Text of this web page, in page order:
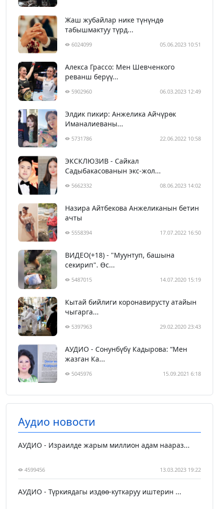
Жаш жубайлар нике түнүндө
табышмактуу түрд...
6024099 05.06.2023 10:51
Алекса Грассо: Мен Шевченкого
реванш берүү...
5902960 06.03.2023 12:49
Элдик пикир: Анжелика Айчүрөк
Иманалиеваны...
5731786 22.06.2022 10:58
ЭКСКЛЮЗИВ - Сайкал
Садыбакасованын экс-жол...
5662332 08.06.2023 14:02
Назира Айтбекова Анжеликанын бетин
ачты
5558394 17.07.2022 16:50
ВИДЕО(+18) - "Муунтуп, башына
секирип". Өс...
5487015 14.07.2020 15:19
Кытай бийлиги коронавирусту атайын
чыгарга...
5397963 29.02.2020 23:43
АУДИО - Сонунбүбү Кадырова: “Мен
жазган Ка...
5045976 15.09.2021 6:18
Аудио новости
АУДИО - Израилде жарым миллион адам наараз...
4599456 13.03.2023 19:22
АУДИО - Түркиядагы издөө-куткаруу иштерин ...